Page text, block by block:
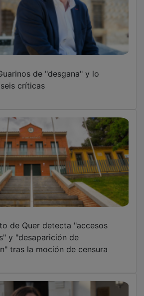
críticas
y "desaparición de
tras la moción de censura